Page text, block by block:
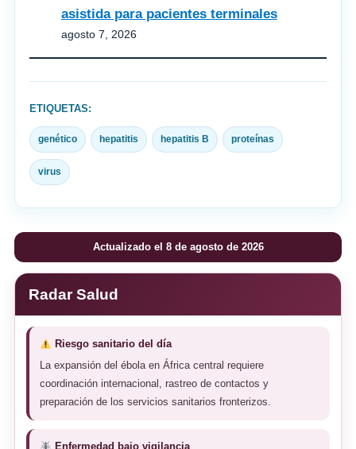
asistida para pacientes terminales
agosto 7, 2026
ETIQUETAS:
genético hepatitis hepatitis B proteínas
virus
Actualizado el 8 de agosto de 2026
Radar Salud
Riesgo sanitario del día
La expansión del ébola en África central requiere
coordinación internacional, rastreo de contactos y
preparación de los servicios sanitarios fronterizos.
Enfermedad bajo vigilancia